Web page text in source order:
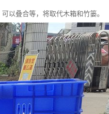
以叠合等，将取代木箱和竹篓。